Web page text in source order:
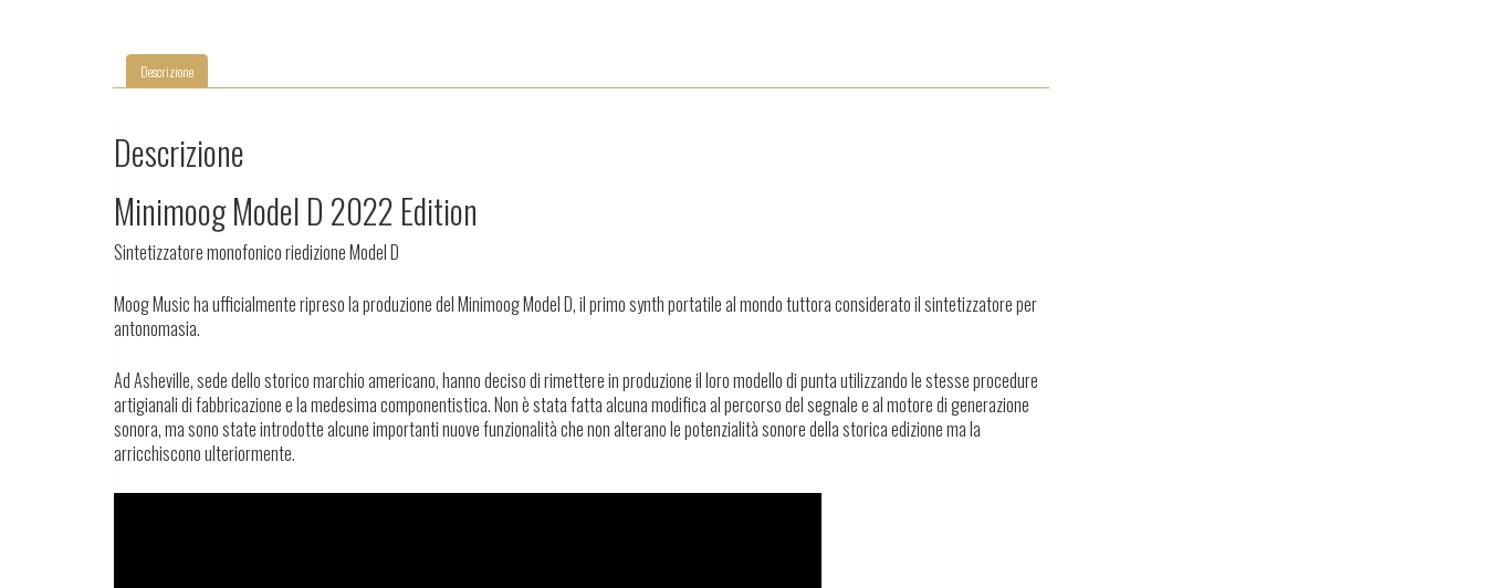
Descrizione
Descrizione
Minimoog Model D 2022 Edition
Sintetizzatore monofonico riedizione Model D
Moog Music ha ufficialmente ripreso la produzione del Minimoog Model D, il primo synth portatile al mondo tuttora considerato il sintetizzatore per
antonomasia.
Ad Asheville, sede dello storico marchio americano, hanno deciso di rimettere in produzione il loro modello di punta utilizzando le stesse procedure
artigianali di fabbricazione e la medesima componentistica. Non è stata fatta alcuna modifica al percorso del segnale e al motore di generazione
sonora, ma sono state introdotte alcune importanti nuove funzionalità che non alterano le potenzialità sonore della storica edizione ma la
arricchiscono ulteriormente.